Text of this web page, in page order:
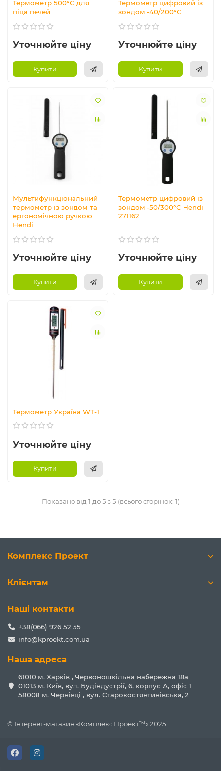
Термометр 500°C для
піца печей
Уточнюйте ціну
Купити
Термометр цифровий із
зондом -40/200°C
Уточнюйте ціну
Купити
Мультифункціональний
термометр із зондом та
ергономічною ручкою
Hendi
Уточнюйте ціну
Купити
Термометр цифровий із
зондом -50/300°C Hendi
271162
Уточнюйте ціну
Купити
Термометр Україна WT-1
Уточнюйте ціну
Купити
Показано від 1 до 5 з 5 (всього сторінок: 1)
Комплекс Проект
Клієнтам
Наші контакти
+38(066) 926 52 55
info@kproekt.com.ua
Наша адреса
61010 м. Харків , Червоношкільна набережна 18а
01013 м. Київ, вул. Будіндустрії, 6, корпус А, офіс 1
58008 м. Чернівці , вул. Старокостянтинівська, 2
© Інтернет-магазин «Комплекс Проект™» 2025